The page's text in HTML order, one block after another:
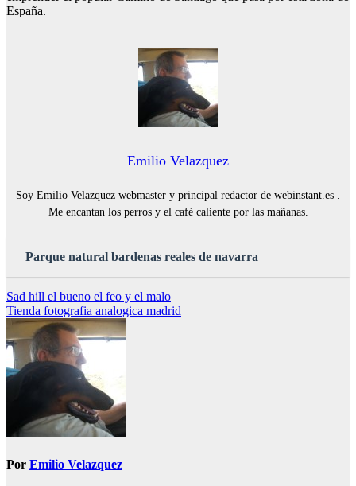
España.
Emilio Velazquez
Soy Emilio Velazquez webmaster y principal redactor de webinstant.es .
Me encantan los perros y el café caliente por las mañanas.
Parque natural bardenas reales de navarra
Navegación
de
entradas
Sad hill el bueno el feo y el malo
Tienda fotografia analogica madrid
Por Emilio Velazquez